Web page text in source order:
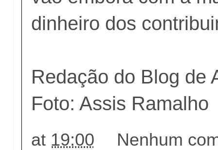
dinheiro dos
Redação do Blog de
Foto: Assis Ramalho
at 19:00 Nenhum